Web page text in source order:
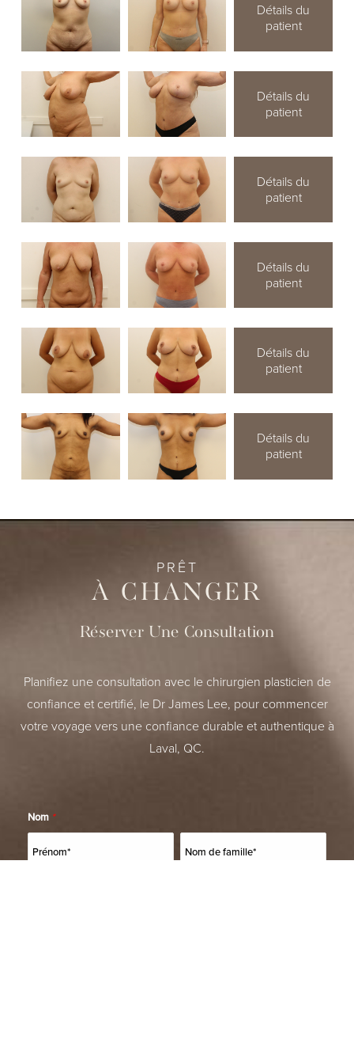
Détails du
patient
Détails du
patient
Détails du
patient
Détails du
patient
Détails du
patient
Détails du
patient
PRÊT
À CHANGER
Réserver Une Consultation
Planifiez une consultation avec le chirurgien plasticien de
confiance et certifié, le Dr James Lee, pour commencer
votre voyage vers une confiance durable et authentique à
Laval, QC.
Nom *